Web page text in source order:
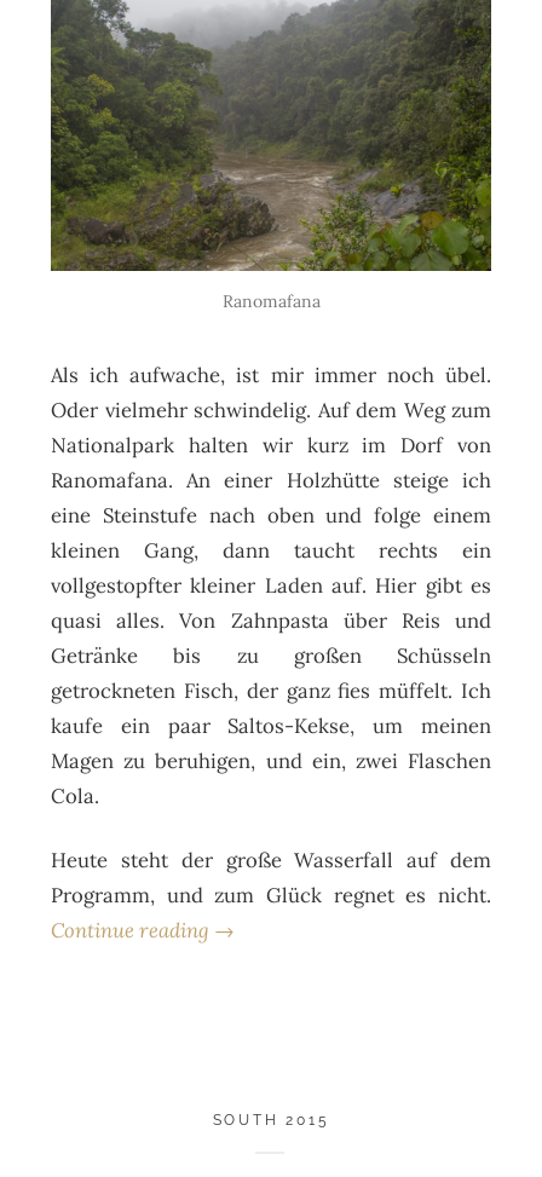
Ranomafana
Als ich aufwache, ist mir immer noch übel.
Oder vielmehr schwindelig. Auf dem Weg zum
Nationalpark halten wir kurz im Dorf von
Ranomafana. An einer Holzhütte steige ich
eine Steinstufe nach oben und folge einem
kleinen Gang, dann taucht rechts ein
vollgestopfter kleiner Laden auf. Hier gibt es
quasi alles. Von Zahnpasta über Reis und
Getränke bis zu großen Schüsseln
getrockneten Fisch, der ganz fies müffelt. Ich
kaufe ein paar Saltos-Kekse, um meinen
Magen zu beruhigen, und ein, zwei Flaschen
Cola.
Heute steht der große Wasserfall auf dem
Programm, und zum Glück regnet es nicht.
Continue reading →
SOUTH 2015